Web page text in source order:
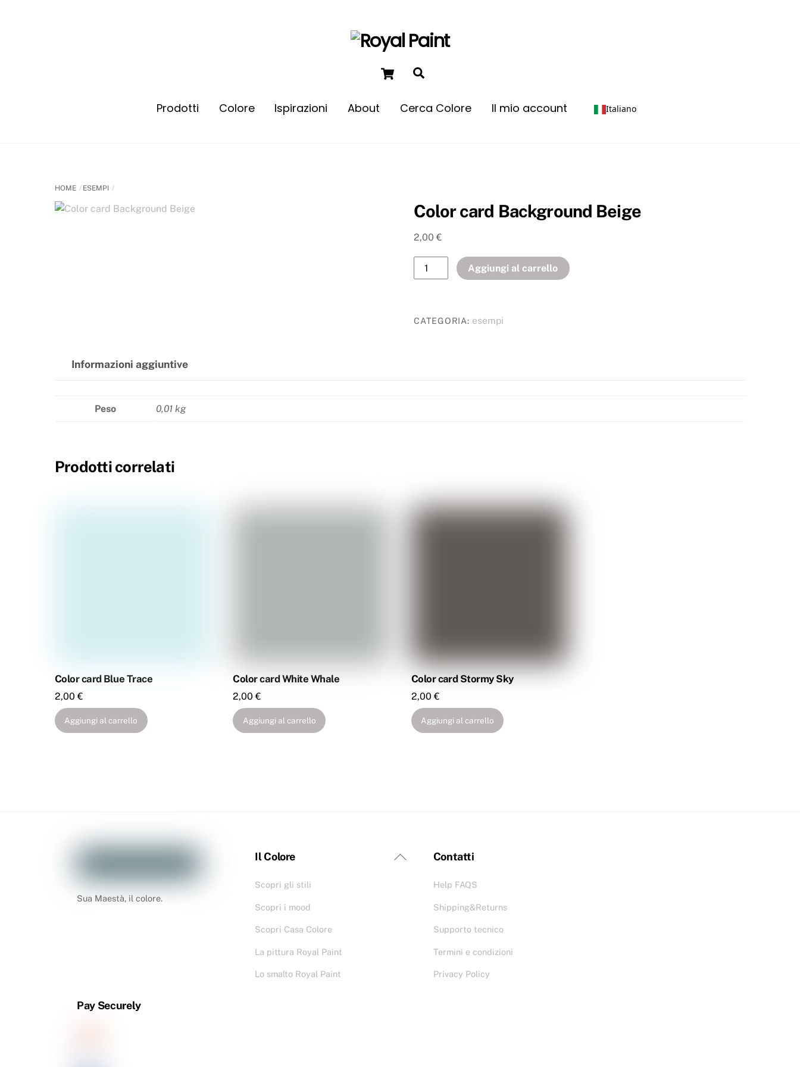
Prodotti Colore Ispirazioni About Cerca Colore Il mio account Italiano
HOME ESEMPI
Color card Background Beige
2,00€
Aggiungi al carrello
CATEGORIA: esempi
Informazioni aggiuntive
Peso 0,01 kg
Prodotti correlati
Color card Blue Trace
2,00€
Aggiungi al carrello
Color card White Whale
2,00€
Aggiungi al carrello
Color card Stormy Sky
2,00€
Aggiungi al carrello
Sua Maestà, il colore.
Il Colore
Scopri gli stili
Scopri i mood
Scopri Casa Colore
La pittura Royal Paint
Lo smalto Royal Paint
Contatti
Help FAQS
Shipping&Returns
Supporto tecnico
Termini e condizioni
Privacy Policy
Pay Securely